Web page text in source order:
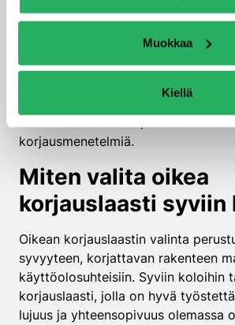
Muokkaa
Kiellä
Rakenteelliset ongelmat, kuten
korjauslaastipaikkauksesta
tapauksissa on ensin korjattava
aiheuttava syy ennen
korjausmenetelmiä.
Miten valita oikea
korjauslaasti syviin
Oikean korjauslaastin valinta
syvyyteen, korjattavan rakenteen
käyttöolosuhteisiin. Syviin koloihin
korjauslaasti, jolla on hyvä
lujuus ja yhteensopivuus olemassa